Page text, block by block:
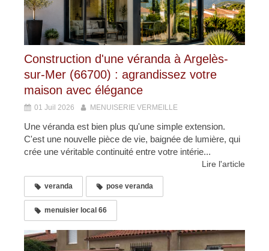
Construction d'une véranda à Argelès-
sur-Mer (66700) : agrandissez votre
maison avec élégance
01 Juil 2026 MENUISERIE VERMEILLE
Une véranda est bien plus qu'une simple extension.
C'est une nouvelle pièce de vie, baignée de lumière, qui
crée une véritable continuité entre votre intérie...
Lire l'article
veranda pose veranda
menuisier local 66